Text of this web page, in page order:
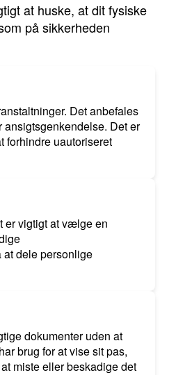
at huske, at dit fysiske
på sikkerheden
Det anbefales
Det er
forhindre uautoriseret
er vigtigt at vælge en
dele personlige
dokumenter uden at
brug for at vise sit pas,
miste eller beskadige det